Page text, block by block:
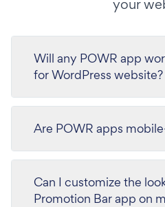
your
Will any POWR app
for WordPress website?
Are POWR apps
Can I customize the
Promotion Bar app on